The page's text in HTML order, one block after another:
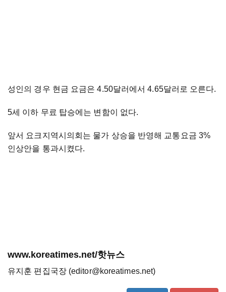
성인의 경우 현금 요금은 4.50달러에서 4.65달러로 오른다.
5세 이하 무료 탑승에는 변함이 없다.
앞서 요크지역시의회는 물가 상승을 반영해 교통요금 3%
인상안을 통과시켰다.
www.koreatimes.net/핫뉴스
유지훈 편집국장 (editor@koreatimes.net)